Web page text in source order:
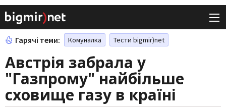
Гарячі теми: Комуналка Тести bigmir)net
Австрія забрала у
"Газпрому" найбільше
сховище газу в країні